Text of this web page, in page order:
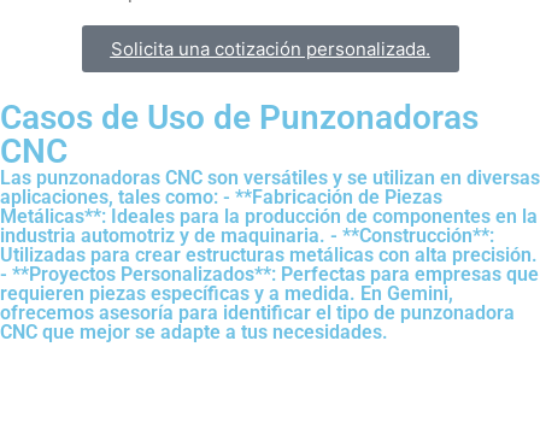
Solicita una cotización personalizada.
Casos de Uso de Punzonadoras
CNC​
Las punzonadoras CNC son versátiles y se utilizan en diversas
aplicaciones, tales como: - **Fabricación de Piezas
Metálicas**: Ideales para la producción de componentes en la
industria automotriz y de maquinaria. - **Construcción**:
Utilizadas para crear estructuras metálicas con alta precisión.
- **Proyectos Personalizados**: Perfectas para empresas que
requieren piezas específicas y a medida. En Gemini,
ofrecemos asesoría para identificar el tipo de punzonadora
CNC que mejor se adapte a tus necesidades.